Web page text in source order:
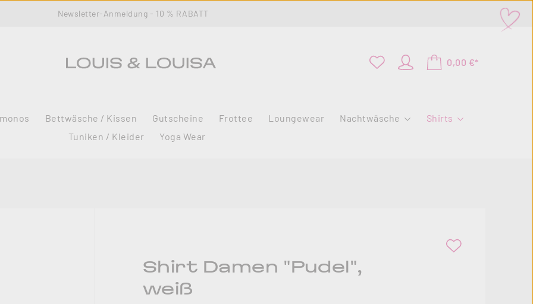
Newsletter-Anmeldung - 10 % RABATT
0,00 €*
Bettwäsche / Kissen Gutscheine Frottee Loungewear Nachtwäsche
Shirts
Tuniken / Kleider
Yoga Wear
Shirt Damen "Pudel",
weiß